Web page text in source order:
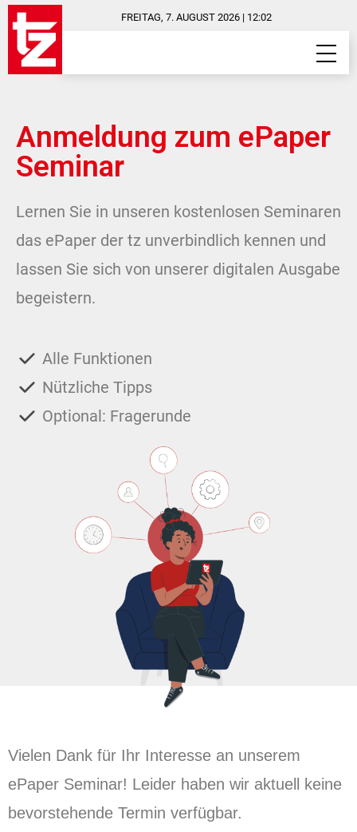
FREITAG, 7. AUGUST 2026 | 12:02
Anmeldung zum ePaper
Seminar
Lernen Sie in unseren kostenlosen Seminaren
das ePaper der tz unverbindlich kennen und
lassen Sie sich von unserer digitalen Ausgabe
begeistern.
Alle Funktionen
Nützliche Tipps
Optional: Fragerunde
Vielen Dank für Ihr Interesse an unserem
ePaper Seminar! Leider haben wir aktuell keine
bevorstehende Termin verfügbar.